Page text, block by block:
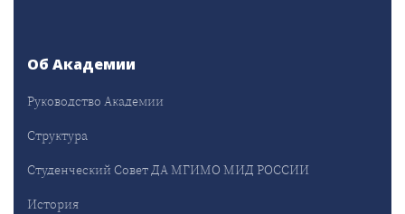
Об Академии
Руководство Академии
Структура
Студенческий Совет ДА МГИМО МИД РОССИИ
История